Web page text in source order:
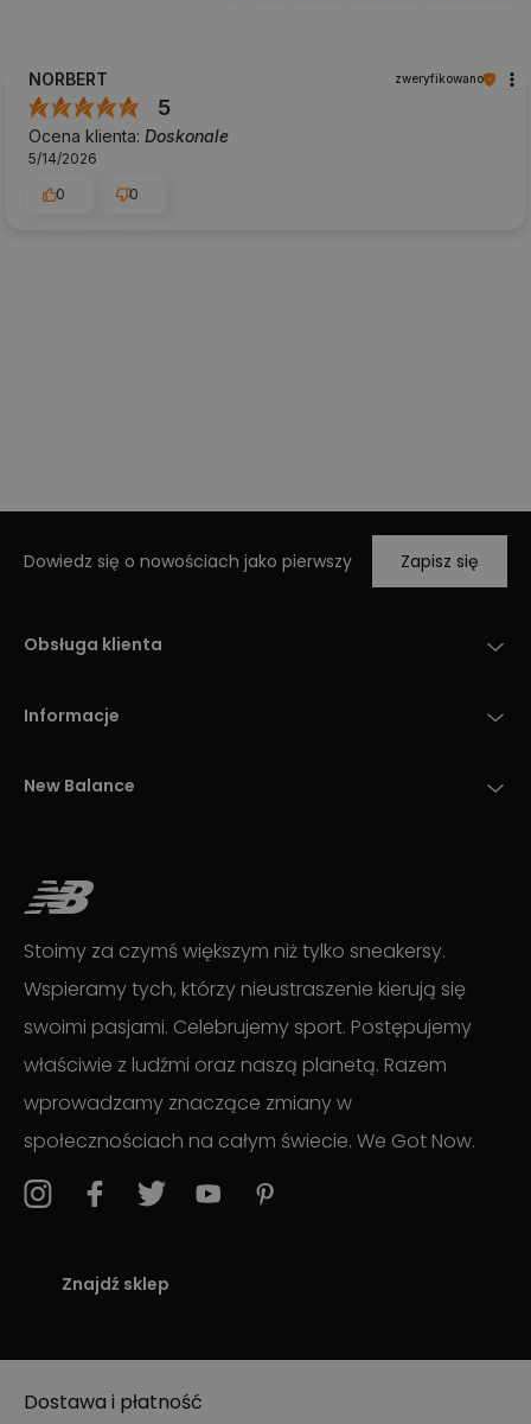
NORBERT zweryfikowano
5
Ocena klienta: Doskonale
5/14/2026
0
0
Dowiedz się o nowościach jako pierwszy Zapisz się
Obsługa klienta
Informacje
New Balance
Stoimy za czymś większym niż tylko sneakersy.
Wspieramy tych, którzy nieustraszenie kierują się
swoimi pasjami. Celebrujemy sport. Postępujemy
właściwie z ludźmi oraz naszą planetą. Razem
wprowadzamy znaczące zmiany w
społecznościach na całym świecie. We Got Now.
Znajdź sklep
Dostawa i płatność